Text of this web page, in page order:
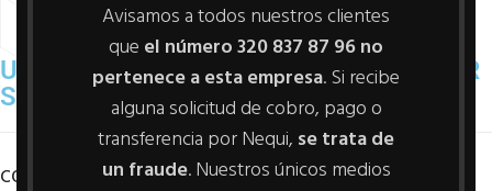
Avisamos a todos nuestros clientes
que el número 320 837 87 96 no
pertenece a esta empresa. Si recibe
alguna solicitud de cobro, pago o
transferencia por Nequi, se trata de
un fraude. Nuestros únicos medios
ULLAMCORPER CONSEQUAT PULVINAR
SCELERISQUE
COMMODO SCELERISQUE.